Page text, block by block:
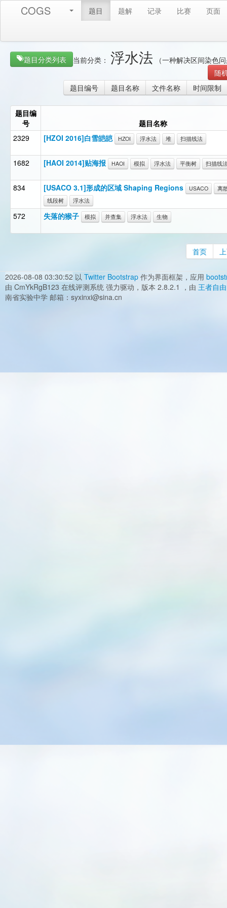
COGS 题目 题解 记录 比赛 页面
题目分类列表 当前分类： 浮水法 （一种解决区间染色
随
题目编号
题目名称 文件名称 时间限制
题目编
号
题目名称
2329
[HZOI 2016]白雪皑皑 HZOI 浮水法 堆 扫描线法
1682 [HAOI 2014]贴海报 HAOI 模拟 浮水法 平衡树 扫描线
834 [USACO 3.1]形成的区域 Shaping Regions USACO
离
线段树
浮水法
572 失落的猴子 模拟 并查集 浮水法 生物
首页
2026-08-08 03:30:52 以 Twitter Bootstrap 作为界面框架，应用
由 CmYkRgB123 在线评测系统 强力驱动，版本 2.8.2.1 ，由 王者自由
南省实验中学 邮箱：syxinxi@sina.cn